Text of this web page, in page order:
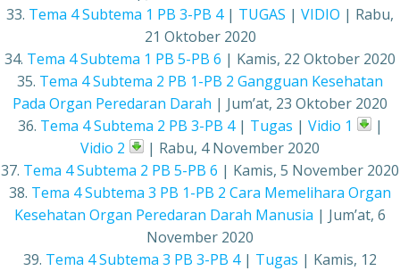
33. Tema 4 Subtema 1 PB 3-PB 4| TUGAS | VIDIO | Rabu,
21 Oktober 2020
34. Tema 4 Subtema 1 PB 5-PB 6 | Kamis, 22 Oktober 2020
35. Tema 4 Subtema 2 PB 1-PB 2 Gangguan Kesehatan
Pada Organ Peredaran Darah | Jum’at, 23 Oktober 2020
36. Tema 4 Subtema 2 PB 3-PB 4| Tugas | Vidio 1
|
Vidio 2
| Rabu, 4 November 2020
37. Tema 4 Subtema 2 PB 5-PB 6 | Kamis, 5 November 2020
38. Tema 4 Subtema 3 PB 1-PB 2 Cara Memelihara Organ
Kesehatan Organ Peredaran Darah Manusia | Jum’at, 6
November 2020
39. Tema 4 Subtema 3 PB 3-PB 4| Tugas | Kamis, 12